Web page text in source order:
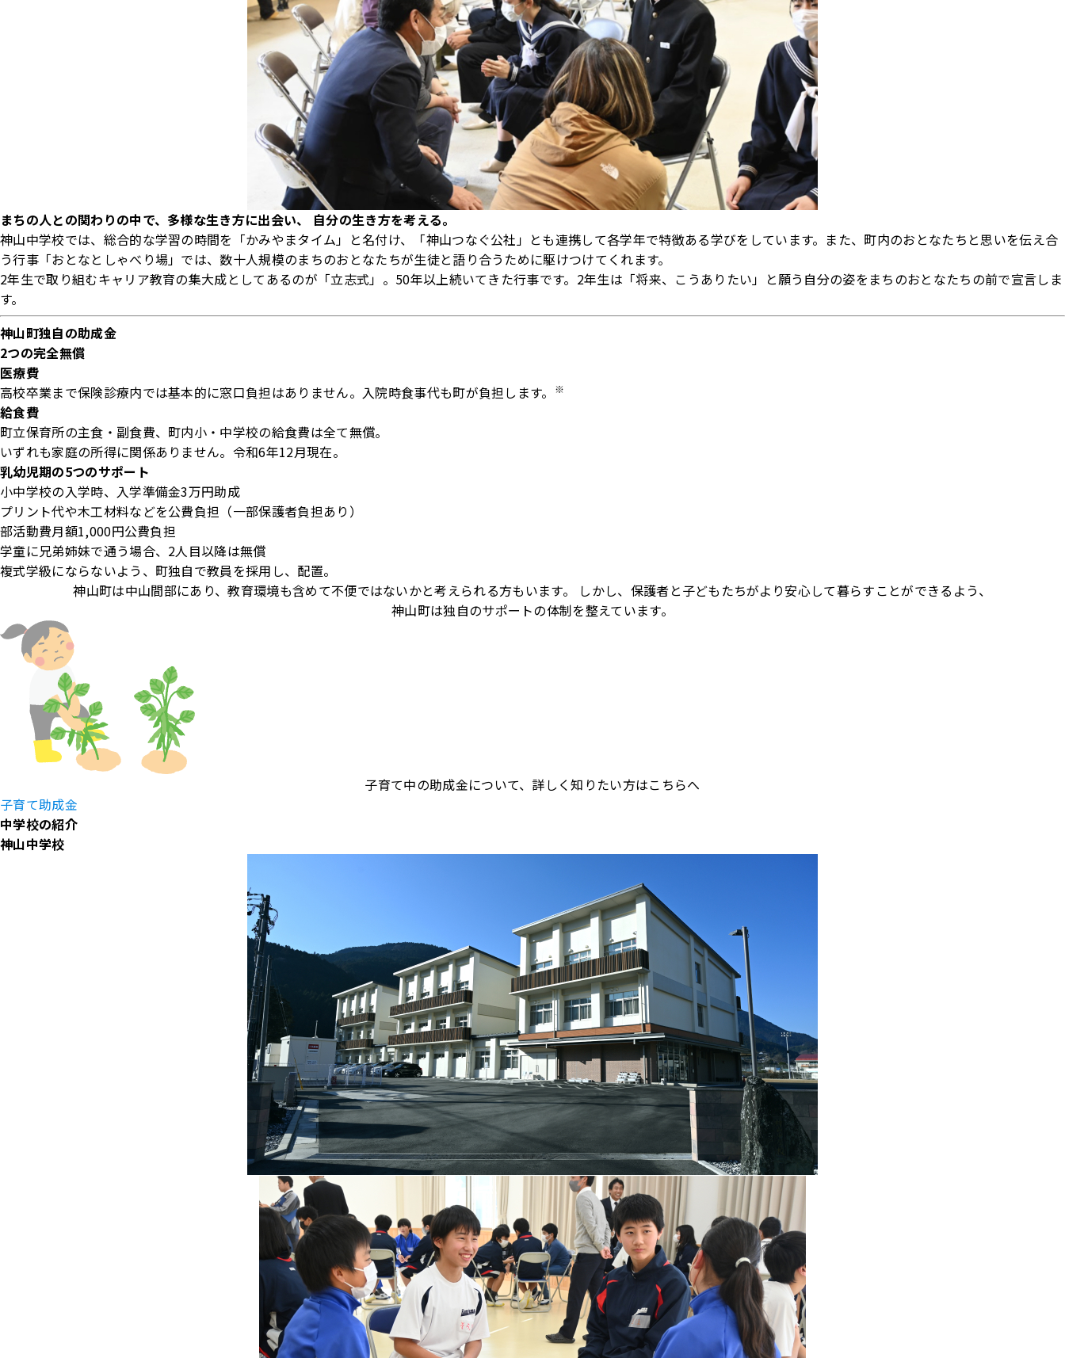
まちの人との関わりの中で、多様な生き方に出会い、
自分の生き方を考える。
神山中学校では、総合的な学習の時間を「かみやまタイム」と名付け、「神山つなぐ公社」とも連携して各学年で特徴ある学びをしています。また、町内のおとなたちと思いを伝え合
う行事「おとなとしゃべり場」では、数十人規模のまちのおとなたちが生徒と語り合うために駆けつけてくれます。
2年生で取り組むキャリア教育の集大成としてあるのが「立志式」。50年以上続いてきた行事です。2年生は「将来、こうありたい」と願う自分の姿をまちのおとなたちの前で宣言しま
す。
神山町独自の助成金
2つの完全無償
医療費
高校卒業まで保険診療内では基本的に窓口負担はありません。入院時食事代も町が負担します。
※
給食費
町立保育所の主食・副食費、町内小・中学校の給食費は全て無償。
いずれも家庭の所得に関係ありません。令和6年12月現在。
乳幼児期の5つのサポート
小中学校の入学時、入学準備金3万円助成
プリント代や木工材料などを公費負担（一部保護者負担あり）
部活動費月額1,000円公費負担
学童に兄弟姉妹で通う場合、2人目以降は無償
複式学級にならないよう、町独自で教員を採用し、配置。
神山町は中山間部にあり、教育環境も含めて不便ではないかと考えられる方もいます。 しかし、保護者と子どもたちがより安心して暮らすことができるよう、
神山町は独自のサポートの体制を整えています。
子育て中の助成金について、詳しく知りたい方はこちらへ
子育て助成金
中学校の紹介
神山中学校